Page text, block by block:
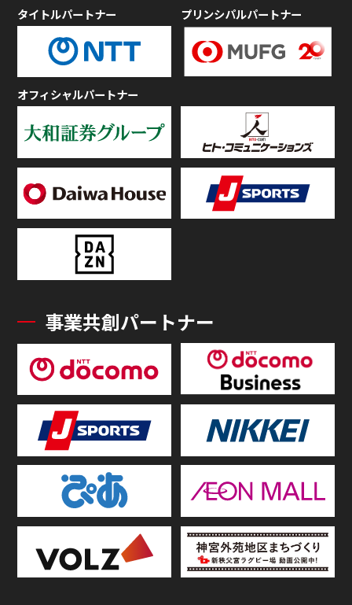
タイトルパートナー プリンシパルパートナー
オフィシャルパートナー
事業共創パートナー